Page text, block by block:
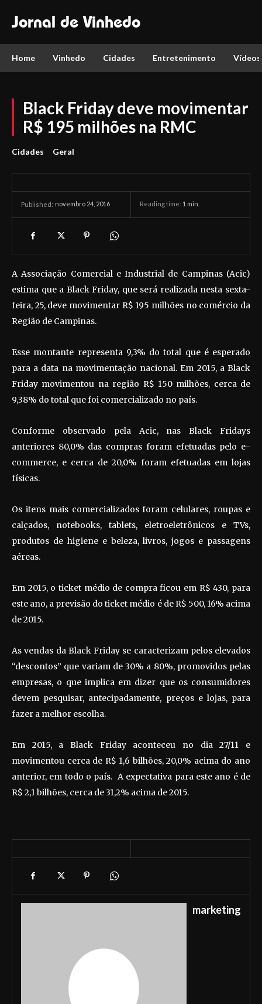
Jornal de Vinhedo
Home Vinhedo Cidades Entretenimento Vídeos
Black Friday deve movimentar
R$ 195 milhões na RMC
Cidades Geral
Published: novembro 24, 2016 Reading time: 1 min.
A Associação Comercial e Industrial de Campinas (Acic)
estima que a Black Friday, que será realizada nesta sexta-
feira, 25, deve movimentar R$ 195 milhões no comércio da
Região de Campinas.
Esse montante representa 9,3% do total que é esperado
para a data na movimentação nacional. Em 2015, a Black
Friday movimentou na região R$ 150 milhões, cerca de
9,38% do total que foi comercializado no país.
Conforme observado pela Acic, nas Black Fridays
anteriores 80,0% das compras foram efetuadas pelo e-
commerce, e cerca de 20,0% foram efetuadas em lojas
físicas.
Os itens mais comercializados foram celulares, roupas e
calçados, notebooks, tablets, eletroeletrônicos e TVs,
produtos de higiene e beleza, livros, jogos e passagens
aéreas.
Em 2015, o ticket médio de compra ficou em R$ 430, para
este ano, a previsão do ticket médio é de R$ 500, 16% acima
de 2015.
As vendas da Black Friday se caracterizam pelos elevados
“descontos” que variam de 30% a 80%, promovidos pelas
empresas, o que implica em dizer que os consumidores
devem pesquisar, antecipadamente, preços e lojas, para
fazer a melhor escolha.
Em 2015, a Black Friday aconteceu no dia 27/11 e
movimentou cerca de R$ 1,6 bilhões, 20,0% acima do ano
anterior, em todo o país. A expectativa para este ano é de
R$ 2,1 bilhões, cerca de 31,2% acima de 2015.
marketing